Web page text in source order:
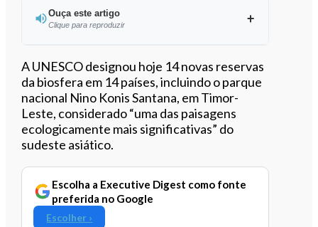
Ouça este artigo
Clique para reproduzir
Ouvir este artigo
A UNESCO designou hoje 14 novas reservas
da biosfera em 14 países, incluindo o parque
nacional Nino Konis Santana, em Timor-
Leste, considerado “uma das paisagens
ecologicamente mais significativas” do
sudeste asiático.
Escolha a Executive Digest como fonte
preferida no Google
Escolher ›